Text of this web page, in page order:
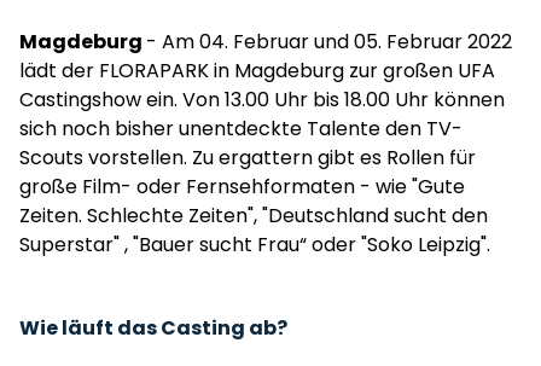
Magdeburg - Am 04. Februar und 05. Februar 2022
lädt der FLORAPARK in Magdeburg zur großen UFA
Castingshow ein. Von 13.00 Uhr bis 18.00 Uhr können
sich noch bisher unentdeckte Talente den TV-
Scouts vorstellen. Zu ergattern gibt es Rollen für
große Film- oder Fernsehformaten - wie "Gute
Zeiten. Schlechte Zeiten", "Deutschland sucht den
Superstar" , "Bauer sucht Frau“ oder "Soko Leipzig".
Wie läuft das Casting ab?